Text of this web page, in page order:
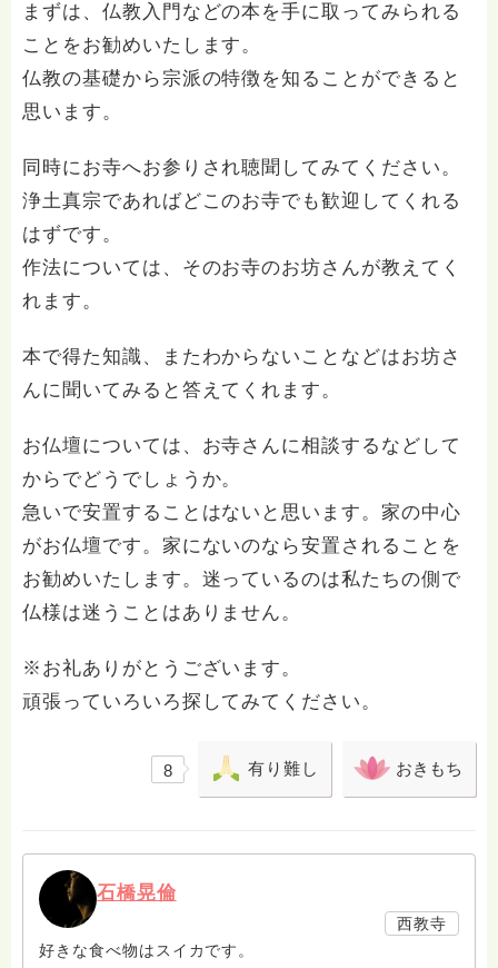
まずは、仏教入門などの本を手に取ってみられる
ことをお勧めいたします。
仏教の基礎から宗派の特徴を知ることができると
思います。
同時にお寺へお参りされ聴聞してみてください。
浄土真宗であればどこのお寺でも歓迎してくれる
はずです。
作法については、そのお寺のお坊さんが教えてく
れます。
本で得た知識、またわからないことなどはお坊さ
んに聞いてみると答えてくれます。
お仏壇については、お寺さんに相談するなどして
からでどうでしょうか。
急いで安置することはないと思います。家の中心
がお仏壇です。家にないのなら安置されることを
お勧めいたします。迷っているのは私たちの側で
仏様は迷うことはありません。
※お礼ありがとうございます。
頑張っていろいろ探してみてください。
8 有り難し おきもち
石橋晃倫
西教寺
好きな食べ物はスイカです。